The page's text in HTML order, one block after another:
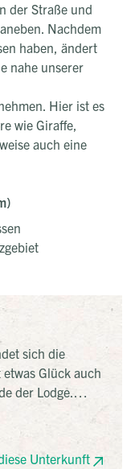
der Straße und
Nachdem
haben, ändert
nahe unserer
Hier ist es
wie Giraffe,
auch eine
sich die
Glück auch
der Lodge.
Pirschfahrten
Sie in einer
auf den
Unterkunft